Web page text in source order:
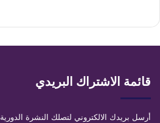
قائمة الاشتراك البريدي
أرسل بريدك الالكتروني لتصلك النشرة الدورية